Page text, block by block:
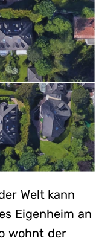
Welt kann
Eigenheim an
wohnt der